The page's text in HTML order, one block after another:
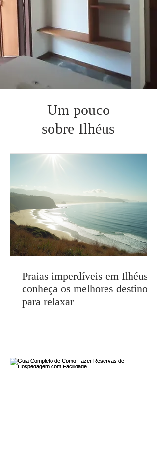
Um pouco
sobre Ilhéus
Praias imperdíveis em Ilhéus:
conheça os melhores destinos
para relaxar